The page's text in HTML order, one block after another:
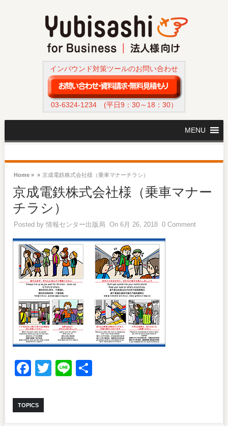
インバウンド対策ツールのお問い合わせ
03-6324-1234(平日9：30～18：30）
MENU
Home » » 京成電鉄株式会社様（乗車マナーチラシ）
京成電鉄株式会社様（乗車マナー
チラシ）
Posted by 情報センター出版局 On 6月 26, 2018 0 Comment
Facebook
Twitter
Line共
TOPICS